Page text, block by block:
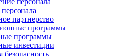
персонала
партнерство
программы
программы
инвестиции